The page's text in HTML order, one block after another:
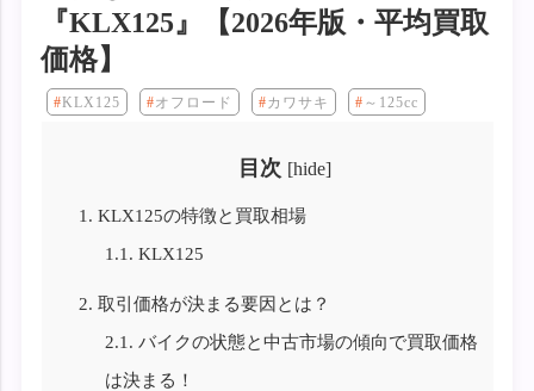
『KLX125』【2026年版・平均買取
価格】
KLX125 オフロード カワサキ ～125cc
目次 [hide]
1. KLX125の特徴と買取相場
1.1. KLX125
2. 取引価格が決まる要因とは？
2.1. バイクの状態と中古市場の傾向で買取価格
は決まる！